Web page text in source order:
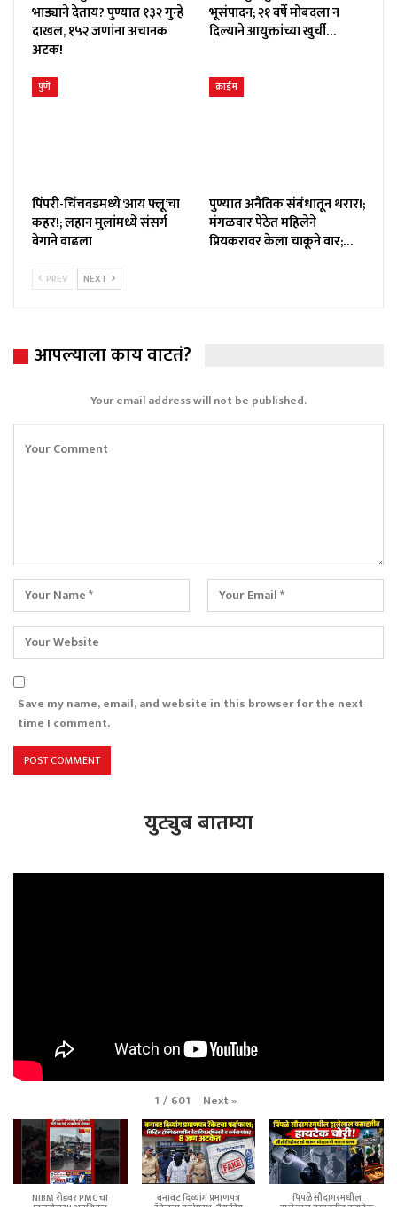
भाड्याने देताय? पुण्यात १३२ गुन्हे
दाखल, १५२ जणांना अचानक
अटक!
भूसंपादन; २१ वर्षे मोबदला न
दिल्याने आयुक्तांच्या खुर्ची…
पुणे
पिंपरी-चिंचवडमध्ये ‘आय फ्लू’चा
कहर!; लहान मुलांमध्ये संसर्ग
वेगाने वाढला
क्राईम
पुण्यात अनैतिक संबंधातून थरार!;
मंगळवार पेठेत महिलेने
प्रियकरावर केला चाकूने वार;…
PREV NEXT
आपल्याला काय वाटतं?
Your email address will not be published.
Save my name, email, and website in this browser for the next
time I comment.
युट्युब बातम्या
1 / 601 Next»
NIBM रोडवर PMC चा बनावट दिव्यांग प्रमाणपत्र पिंपळे सौदागरमधील